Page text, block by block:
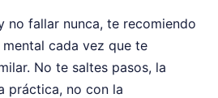
no fallar nunca, te recomiendo
cada vez que te
No te saltes pasos, la
práctica, no con la